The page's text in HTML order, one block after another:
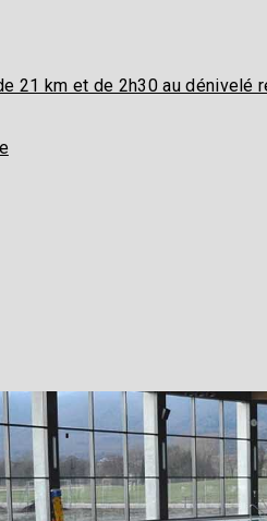
21 km et de 2h30 au dénivelé